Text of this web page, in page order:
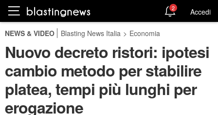
2 Accedi
NEWS & VIDEO Blasting News Italia > Economia
Nuovo decreto ristori: ipotesi
cambio metodo per stabilire
platea, tempi più lunghi per
erogazione